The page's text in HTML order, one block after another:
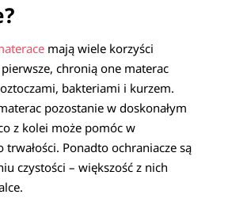
mają wiele korzyści
chronią one materac
bakteriami i kurzem.
pozostanie w doskonałym
z kolei może pomóc w
trwałości. Ponadto ochraniacze są
czystości – większość z nich